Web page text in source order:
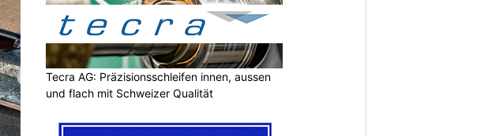
Tecra AG: Präzisionsschleifen innen, aussen
und flach mit Schweizer Qualität